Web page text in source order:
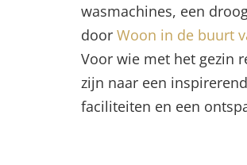
wasmachines, een
door Woon in de buurt
Voor wie met het gezin
zijn naar een
faciliteiten en een